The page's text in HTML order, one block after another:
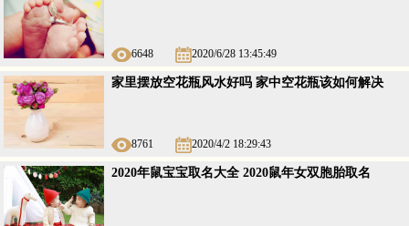
6648 2020/6/28 13:45:49
家里摆放空花瓶风水好吗 家中空花瓶该如何解决
8761 2020/4/2 18:29:43
2020年鼠宝宝取名大全 2020鼠年女双胞胎取名